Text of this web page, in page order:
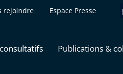
rejoindre Espace Presse
Publications &